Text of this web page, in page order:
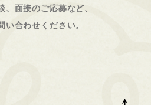
、面接のご応募など、
い合わせください。